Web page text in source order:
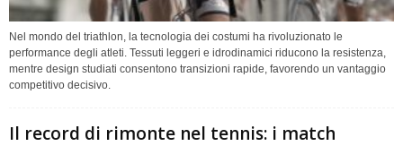
Nel mondo del triathlon, la tecnologia dei costumi ha rivoluzionato le
performance degli atleti. Tessuti leggeri e idrodinamici riducono la resistenza,
mentre design studiati consentono transizioni rapide, favorendo un vantaggio
competitivo decisivo.
Il record di rimonte nel tennis: i match